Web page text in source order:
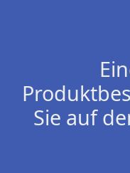
Sie auf